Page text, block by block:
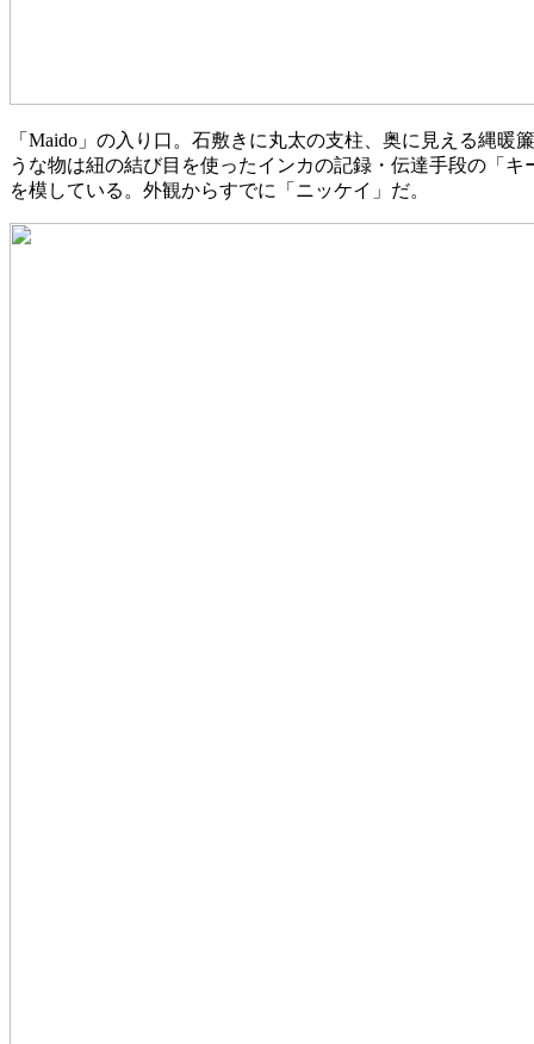
「Maido」の入り口。石敷きに丸太の支柱、奥に見える縄暖
うな物は紐の結び目を使ったインカの記録・伝達手段の「キ
を模している。外観からすでに「ニッケイ」だ。